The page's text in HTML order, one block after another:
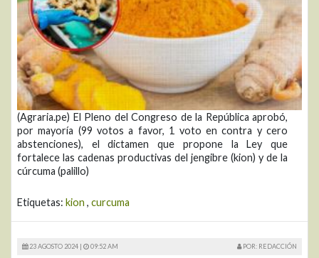
(Agraria.pe) El Pleno del Congreso de la República aprobó,
por mayoría (99 votos a favor, 1 voto en contra y cero
abstenciones), el dictamen que propone la Ley que
fortalece las cadenas productivas del jengibre (kion) y de la
cúrcuma (palillo)
Etiquetas: kion , curcuma
23 AGOSTO 2024 | 09:52 AM POR: REDACCIÓN